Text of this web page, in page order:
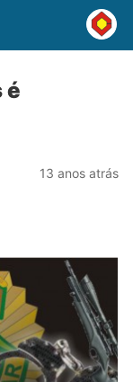
é
13 anos atrás